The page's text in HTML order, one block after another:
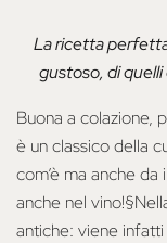
La ricetta
gustoso, di
Buona a colazione,
è un classico della
com’è ma anche
anche nel
antiche: viene infatti